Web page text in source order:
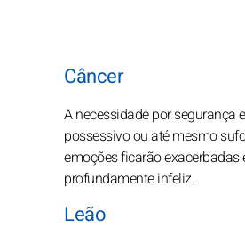
Câncer
A necessidade por segurança
possessivo ou até mesmo
emoções ficarão
profundamente infeliz.
Leão